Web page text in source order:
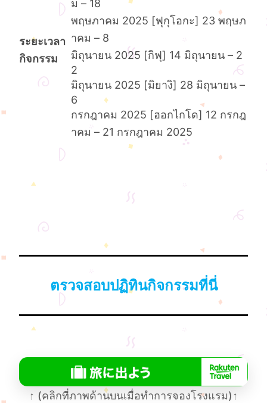
ระยะเวลา
กิจกรรม
ม – 18
พฤษภาคม 2025 [ฟุกุโอกะ] 23 พฤษภ
าคม – 8
มิถุนายน 2025 [กิฟุ] 14 มิถุนายน – 2
2
มิถุนายน 2025 [มิยางิ] 28 มิถุนายน –
6
กรกฎาคม 2025 [ฮอกไกโด] 12 กรกฎ
าคม – 21 กรกฎาคม 2025
ตรวจสอบปฏิทินกิจกรรมที่นี่
↑ (คลิกที่ภาพด้านบนเมื่อทําการจองโรงแรม)↑